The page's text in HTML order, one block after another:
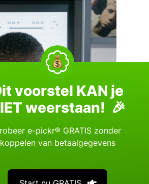
voorstel KAN je
weerstaan! 🎉
e-pickr® GRATIS zonder
koppelen van betaalgegevens